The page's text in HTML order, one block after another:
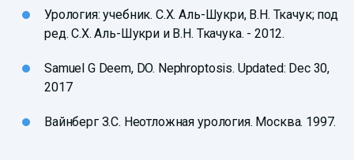
Урология: учебник. С.Х. Аль-Шукри, В.Н. Ткачук; под
ред. С.Х. Аль-Шукри и В.Н. Ткачука. - 2012.
Samuel G Deem, DO. Nephroptosis. Updated: Dec 30,
2017
Вайнберг З.С. Неотложная урология. Москва. 1997.